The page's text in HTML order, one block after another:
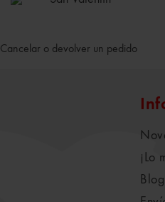
Cancelar o devolver un pedido
¡Lo
Blog